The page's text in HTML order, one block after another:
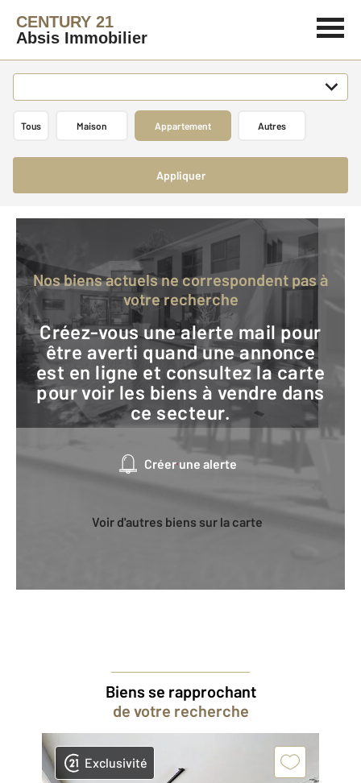
CENTURY 21
Absis Immobilier
Tous Maison Appartement Autres
Appliquer
Nos biens actuels ne correspondent pas à
votre recherche
Créez-vous une alerte mail pour
être averti quand une annonce
est en ligne et consultez la carte
pour voir les biens à vendre dans
ce secteur.
Créer une alerte
Voir d'autres biens sur la carte
Biens se rapprochant
de votre recherche
Exclusivité